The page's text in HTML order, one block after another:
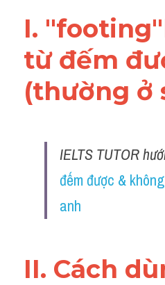
Collocation
Cách paraphrase
Cấu trúc câu
Giải đề THPT
Đề thi thật Task 1
I.
từ đếm
(thường ở
IELTS TUTOR
đếm được &
anh
II. Cách